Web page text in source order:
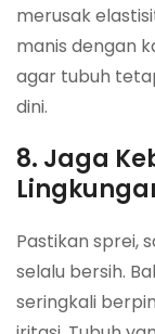
merusak
manis dengan
agar tubuh
dini.
8. Jaga
Pastikan sprei,
selalu bersih.
seringkali